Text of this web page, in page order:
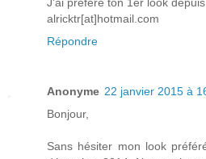
alricktr[at]hotmail.com
Répondre
Anonyme 22 janvier 2015 à
Bonjour,
Sans hésiter mon look